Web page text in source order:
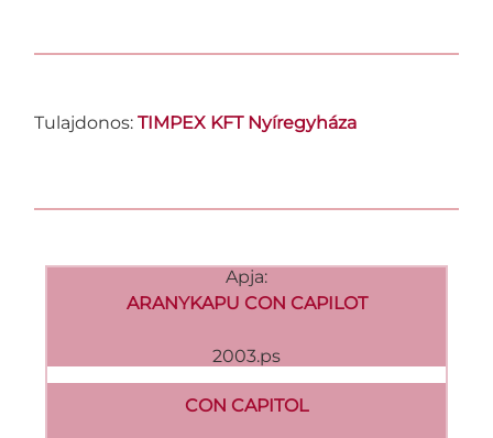
Tulajdonos:TIMPEX KFT Nyíregyháza
Apja:
ARANYKAPU CON CAPILOT
2003.ps
CON CAPITOL